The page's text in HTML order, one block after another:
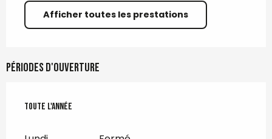
Afficher toutes les prestations
Périodes d'ouverture
Toute l'année
Toute l'année